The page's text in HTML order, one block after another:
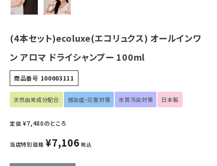
インナー・下着・ナイトウェア
キッチン用品
フード・ドリンク
ブランド
定期購入
(4本セット)ecoluxe(エコリュクス) オールインワ
ン アロマ ドライシャンプー 100ml
商品番号 100003111
天然由来成分配合 感染症・災害対策 水質汚染対策 日本製
定価 ¥7,480のところ
当店特別価格 ¥7,106 税込